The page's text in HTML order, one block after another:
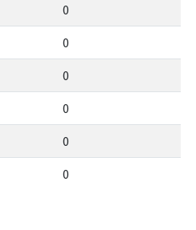
0
0
0
0
0
0